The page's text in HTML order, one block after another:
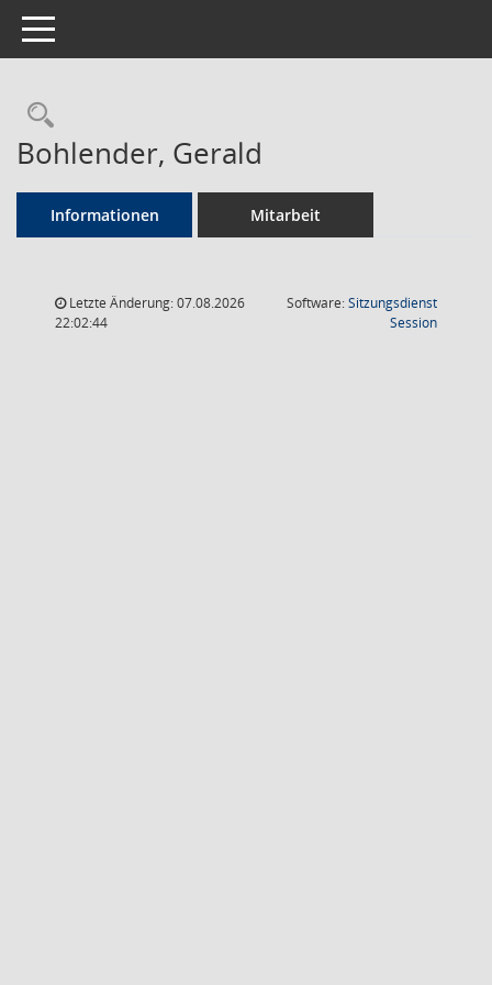
Toggle navigation
Rechercheauswahl
Bohlender, Gerald
Informationen Mitarbeit
Letzte Änderung: 07.08.2026
22:02:44
Software:Sitzungsdienst
Session(Wird in